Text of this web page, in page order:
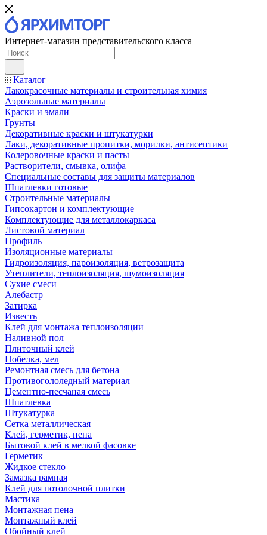
Интернет-магазин представительского класса
Каталог
Лакокрасочные материалы и строительная химия
Аэрозольные материалы
Краски и эмали
Грунты
Декоративные краски и штукатурки
Лаки, декоративные пропитки, морилки, антисептики
Колеровочные краски и пасты
Растворители, смывка, олифа
Специальные составы для защиты материалов
Шпатлевки готовые
Строительные материалы
Гипсокартон и комплектующие
Комплектующие для металлокаркаса
Листовой материал
Профиль
Изоляционные материалы
Гидроизоляция, пароизоляция, ветрозащита
Утеплители, теплоизоляция, шумоизоляция
Сухие смеси
Алебастр
Затирка
Известь
Клей для монтажа теплоизоляции
Наливной пол
Плиточный клей
Побелка, мел
Ремонтная смесь для бетона
Противогололедный материал
Цементно-песчаная смесь
Шпатлевка
Штукатурка
Сетка металлическая
Клей, герметик, пена
Бытовой клей в мелкой фасовке
Герметик
Жидкое стекло
Замазка рамная
Клей для потолочной плитки
Мастика
Монтажная пена
Монтажный клей
Обойный клей